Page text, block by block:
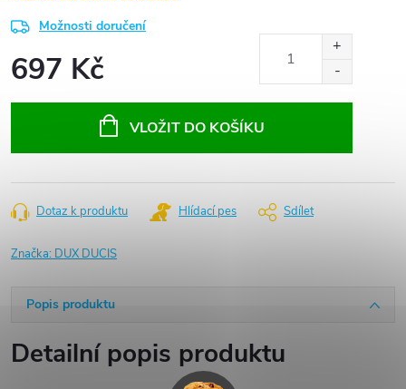
Možnosti doručení
697 Kč
VLOŽIT DO KOŠÍKU
Dotaz k produktu Hlídací pes Sdílet
Značka: DUX DUCIS
Popis produktu
Detailní popis produktu